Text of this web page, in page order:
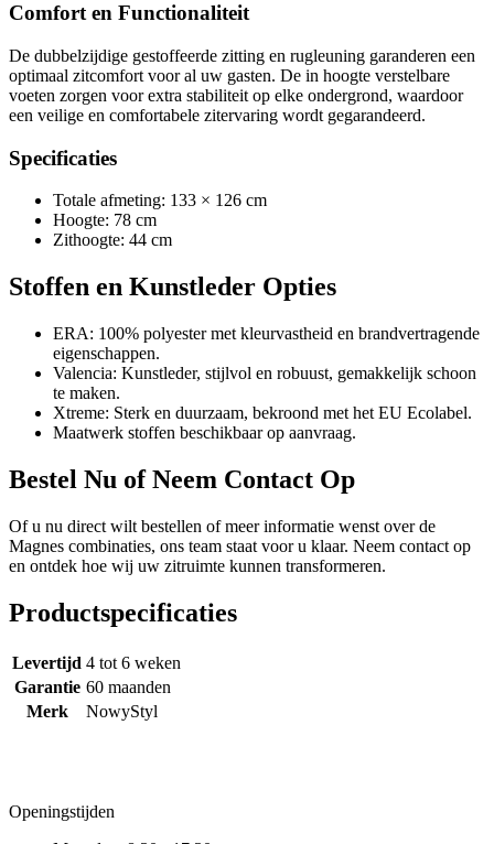
Comfort en Functionaliteit
De dubbelzijdige gestoffeerde zitting en rugleuning garanderen een
optimaal zitcomfort voor al uw gasten. De in hoogte verstelbare
voeten zorgen voor extra stabiliteit op elke ondergrond, waardoor
een veilige en comfortabele zitervaring wordt gegarandeerd.
Specificaties
Totale afmeting: 133 × 126 cm
Hoogte: 78 cm
Zithoogte: 44 cm
Stoffen en Kunstleder Opties
ERA: 100% polyester met kleurvastheid en brandvertragende
eigenschappen.
Valencia: Kunstleder, stijlvol en robuust, gemakkelijk schoon
te maken.
Xtreme: Sterk en duurzaam, bekroond met het EU Ecolabel.
Maatwerk stoffen beschikbaar op aanvraag.
Bestel Nu of Neem Contact Op
Of u nu direct wilt bestellen of meer informatie wenst over de
Magnes combinaties, ons team staat voor u klaar. Neem contact op
en ontdek hoe wij uw zitruimte kunnen transformeren.
Productspecificaties
Levertijd 4 tot 6 weken
Garantie 60 maanden
Merk
NowyStyl
Openingstijden